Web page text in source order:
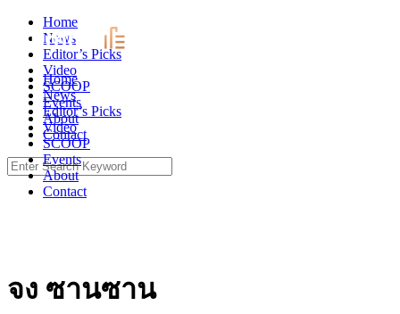
Skip
content
Home
News
Editor’s Picks
Video
SCOOP
Events
About
Contact
Home
News
Editor’s Picks
Video
SCOOP
Events
About
Contact
Search
for:
จง ซานซาน